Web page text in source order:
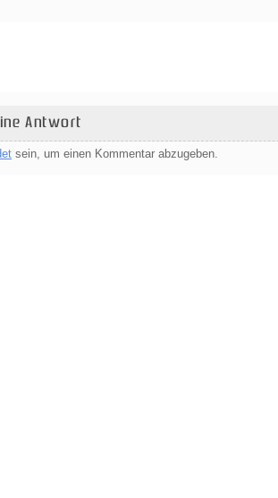
Antwort
sein, um einen Kommentar abzugeben.